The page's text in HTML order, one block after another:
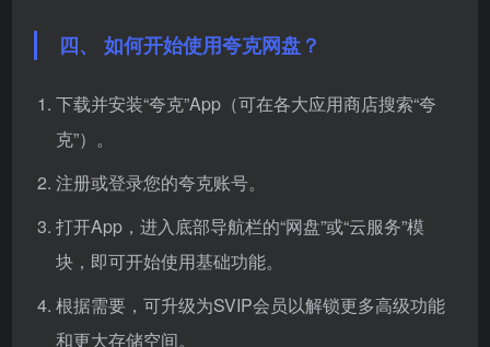
四、 如何开始使用夸克网盘？
下载并安装“夸克”App（可在各大应用商店搜索“夸
克”）。
注册或登录您的夸克账号。
打开App，进入底部导航栏的“网盘”或“云服务”模
块，即可开始使用基础功能。
根据需要，可升级为SVIP会员以解锁更多高级功能
和更大存储空间。